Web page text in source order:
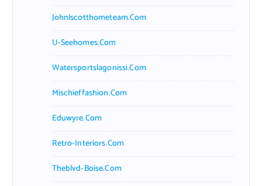
Johnlscotthometeam.com
U-Seehomes.com
Watersportslagonissi.com
Mischieffashion.com
Eduwyre.com
Retro-Interiors.com
Theblvd-Boise.com